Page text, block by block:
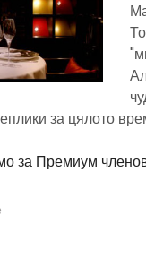
за цялото
за Премиум